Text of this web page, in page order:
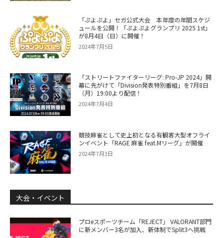
「ぷよぷよ」セガ公式大会 本年度の年間スケジ
ュールを公開！「ぷよぷよグランプリ 2025 1st」
が8月4日（日）に開催！
2024年7月5日
「ストリートファイターリーグ: Pro-JP 2024」開
幕に先がけて「Division発表特別番組」を7月8日
（月）19:00より配信！
2024年7月4日
競技麻雀として史上初となる有観客大型オフライ
ンイベント「RAGE 麻雀 feat.Mリーグ」が開催
2024年7月3日
大会・イベント
プロeスポーツチーム「REJECT」 VALORANT部門
に新メンバー3名が加入、新体制でSplit3へ挑戦